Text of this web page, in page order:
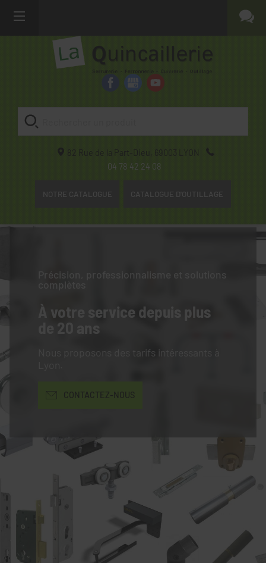
82 Rue de la Part-Dieu, 69003
LYON
04 78 42 24 08
NOTRE CATALOGUE CATALOGUE D'OUTILLAGE
Précision, professionnalisme et solutions
complètes
À votre service depuis plus
de 20 ans
Nous proposons des tarifs intéressants à
CONTACTEZ-NOUS